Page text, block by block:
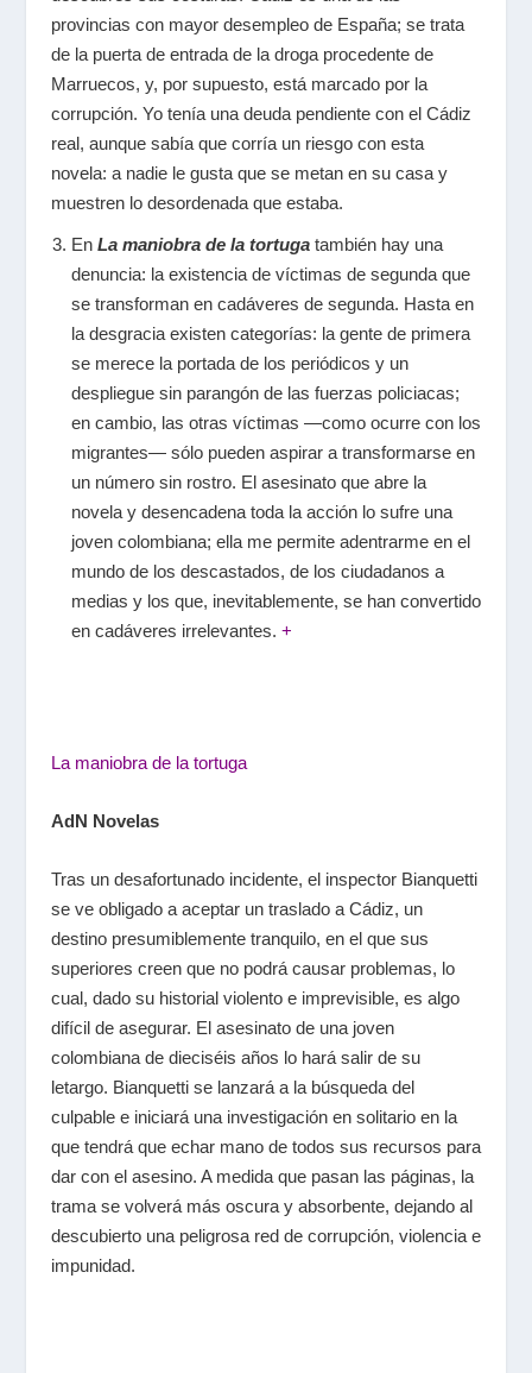
provincias con mayor desempleo de España; se trata
de la puerta de entrada de la droga procedente de
Marruecos, y, por supuesto, está marcado por la
corrupción. Yo tenía una deuda pendiente con el Cádiz
real, aunque sabía que corría un riesgo con esta
novela: a nadie le gusta que se metan en su casa y
muestren lo desordenada que estaba.
En La maniobra de la tortugatambién hay una
denuncia: la existencia de víctimas de segunda que
se transforman en cadáveres de segunda. Hasta en
la desgracia existen categorías: la gente de primera
se merece la portada de los periódicos y un
despliegue sin parangón de las fuerzas policiacas;
en cambio, las otras víctimas —como ocurre con los
migrantes— sólo pueden aspirar a transformarse en
un número sin rostro. El asesinato que abre la
novela y desencadena toda la acción lo sufre una
joven colombiana; ella me permite adentrarme en el
mundo de los descastados, de los ciudadanos a
medias y los que, inevitablemente, se han convertido
en cadáveres irrelevantes. +
La maniobra de la tortuga
AdN Novelas
Tras un desafortunado incidente, el inspector Bianquetti
se ve obligado a aceptar un traslado a Cádiz, un
destino presumiblemente tranquilo, en el que sus
superiores creen que no podrá causar problemas, lo
cual, dado su historial violento e imprevisible, es algo
difícil de asegurar. El asesinato de una joven
colombiana de dieciséis años lo hará salir de su
letargo. Bianquetti se lanzará a la búsqueda del
culpable e iniciará una investigación en solitario en la
que tendrá que echar mano de todos sus recursos para
dar con el asesino. A medida que pasan las páginas, la
trama se volverá más oscura y absorbente, dejando al
descubierto una peligrosa red de corrupción, violencia e
impunidad.